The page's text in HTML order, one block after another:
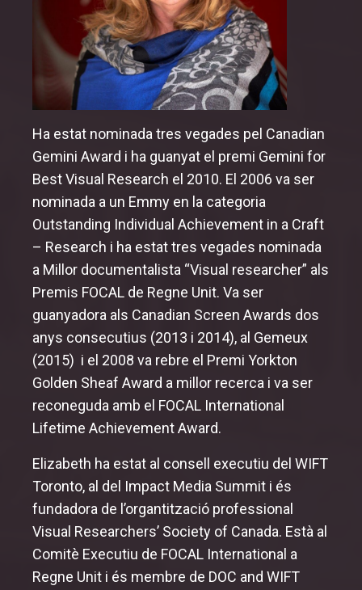
Ha estat nominada tres vegades pel Canadian
Gemini Award i ha guanyat el premi Gemini for
Best Visual Research el 2010. El 2006 va ser
nominada a un Emmy en la categoria
Outstanding Individual Achievement in a Craft
– Research i ha estat tres vegades nominada
a Millor documentalista “Visual researcher” als
Premis FOCAL de Regne Unit. Va ser
guanyadora als Canadian Screen Awards dos
anys consecutius (2013 i 2014), al Gemeux
(2015) i el 2008 va rebre el Premi Yorkton
Golden Sheaf Award a millor recerca i va ser
reconeguda amb el FOCAL International
Lifetime Achievement Award.
Elizabeth ha estat al consell executiu del WIFT
Toronto, al del Impact Media Summit i és
fundadora de l’organtització professional
Visual Researchers’ Society of Canada. Està al
Comitè Executiu de FOCAL International a
Regne Unit i és membre de DOC and WIFT